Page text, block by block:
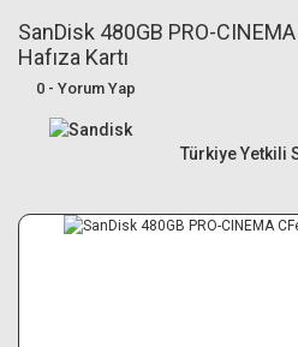
Canon R6 Mark III
SanDisk 480GB PRO-
Hafıza Kartı
0 - Yorum Yap
Türkiye Yetkili